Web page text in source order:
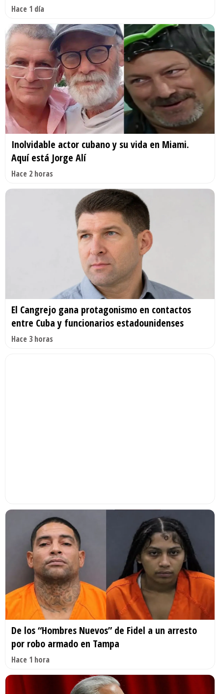
Hace 1 día
Inolvidable actor cubano y su vida en Miami.
Aquí está Jorge Alí
Hace 2 horas
El Cangrejo gana protagonismo en contactos
entre Cuba y funcionarios estadounidenses
Hace 3 horas
De los “Hombres Nuevos” de Fidel a un arresto
por robo armado en Tampa
Hace 1 hora